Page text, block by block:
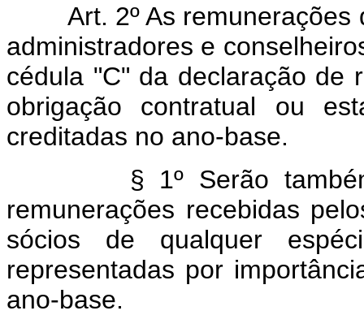
Art. 2º As
administradores e
cédula "C" da declaração de
obrigação contratual ou
creditadas no ano-base.
§ 1º Serão também
remunerações recebidas
sócios de qualquer
representadas por
ano-base.